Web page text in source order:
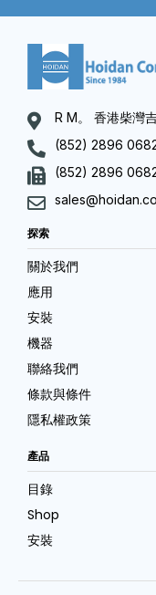
R M。 香港柴灣
(852) 2896
(852) 2896
探索
關於我們
應用
安裝
機器
聯絡我們
條款與條件
隱私權政策
產品
目錄
Shop
安裝